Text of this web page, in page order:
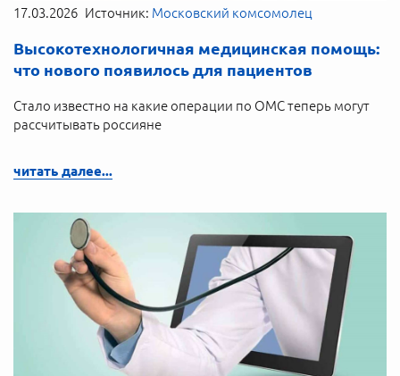
17.03.2026 Источник: Московский комсомолец
Высокотехнологичная медицинская помощь:
что нового появилось для пациентов
Стало известно на какие операции по ОМС теперь могут
рассчитывать россияне
читать далее...